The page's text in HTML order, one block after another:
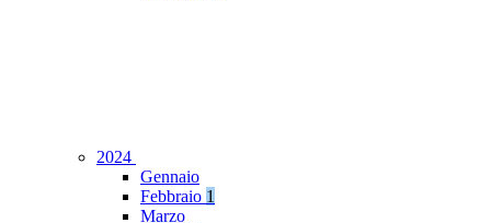
2024
Gennaio
Febbraio 1
Marzo